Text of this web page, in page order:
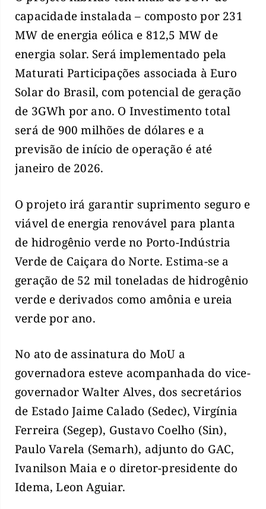
capacidade instalada – composto por 231
MW de energia eólica e 812,5 MW de
energia solar. Será implementado pela
Maturati Participações associada à Euro
Solar do Brasil, com potencial de geração
de 3GWh por ano. O Investimento total
será de 900 milhões de dólares e a
previsão de início de operação é até
janeiro de 2026.
O projeto irá garantir suprimento seguro e
viável de energia renovável para planta
de hidrogênio verde no Porto-Indústria
Verde de Caiçara do Norte. Estima-se a
geração de 52 mil toneladas de hidrogênio
verde e derivados como amônia e ureia
verde por ano.
No ato de assinatura do MoU a
governadora esteve acompanhada do vice-
governador Walter Alves, dos secretários
de Estado Jaime Calado (Sedec), Virgínia
Ferreira (Segep), Gustavo Coelho (Sin),
Paulo Varela (Semarh), adjunto do GAC,
Ivanilson Maia e o diretor-presidente do
Idema, Leon Aguiar.